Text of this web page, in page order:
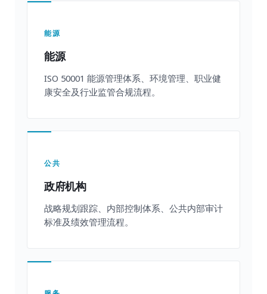
能源
能源
ISO 50001 能源管理体系、环境管理、职业健
康安全及行业监管合规流程。
公共
政府机构
战略规划跟踪、内部控制体系、公共内部审计
标准及绩效管理流程。